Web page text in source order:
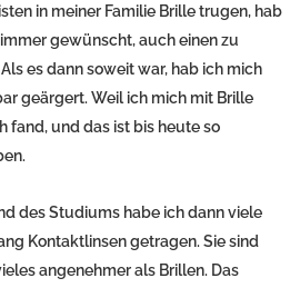
in meiner Familie Brille trugen, hab
gewünscht, auch einen zu
es dann soweit war, hab ich mich
geärgert. Weil ich mich mit Brille
fand, und das ist bis heute so
des Studiums habe ich dann viele
Kontaktlinsen getragen. Sie sind
angenehmer als Brillen. Das